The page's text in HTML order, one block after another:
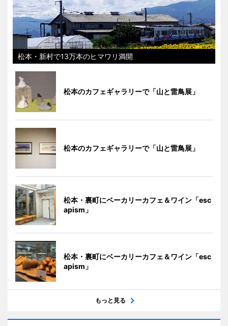
松本・新村で13万本のヒマワリ満開
松本のカフェギャラリーで「山と雷鳥展」
松本のカフェギャラリーで「山と雷鳥展」
松本・裏町にベーカリーカフェ＆ワイン「esc
apism」
松本・裏町にベーカリーカフェ＆ワイン「esc
apism」
もっと見る